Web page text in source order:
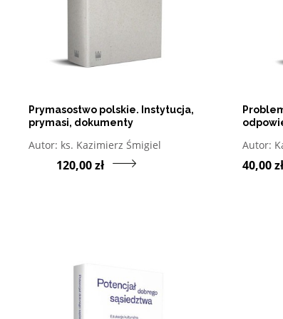
Prymasostwo polskie. Instytucja,
prymasi, dokumenty
Autor: Otwórz w nowym oknie listę pozycji, których
ks. Kazimierz Śmigiel
120,00 zł
Przejdź do produktu
Autor:
40,00 zł